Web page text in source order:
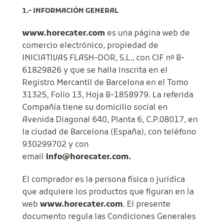
1.- INFORMACIÓN GENERAL
www.horecater.com es una página web de
comercio electrónico, propiedad de
INICIATIVAS FLASH-DOR, S.L., con CIF nº B-
61829826 y que se halla inscrita en el
Registro Mercantil de Barcelona en el Tomo
31325, Folio 13, Hoja B-1858979. La referida
Compañía tiene su domicilio social en
Avenida Diagonal 640, Planta 6, C.P.08017, en
la ciudad de Barcelona (España), con teléfono
930299702 y con
email info@horecater.com.
El comprador es la persona física o jurídica
que adquiere los productos que figuran en la
web www.horecater.com. El presente
documento regula las Condiciones Generales